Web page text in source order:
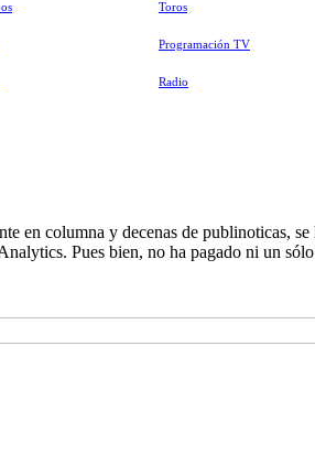
Toros
Programación TV
Radio
en columna y decenas de publinoticas,
Pues bien, no ha pagado ni un